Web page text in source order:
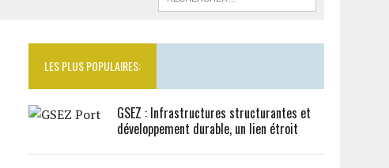
LES PLUS POPULAIRES:
GSEZ : Infrastructures structurantes et
développement durable, un lien étroit